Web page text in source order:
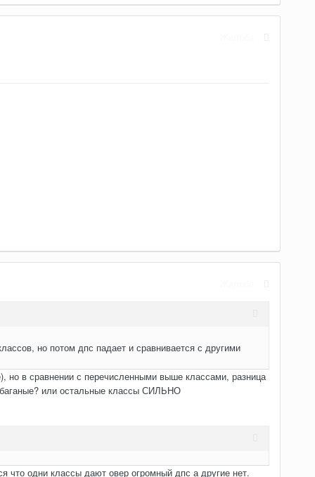
но потом дпс падает и сравнивается с другими
но в сравнении с перечисленными выше классами, разница
баганые? или остальные классы СИЛЬНО
что одни классы дают овер огромный дпс а другие нет.